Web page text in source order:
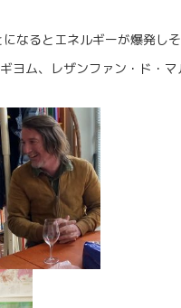
なるとエネルギーが爆発し
ヨム、レザンファン・ド・